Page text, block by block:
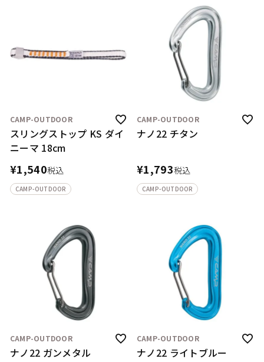
CAMP-OUTDOOR
スリングストップ KS ダイ
ニーマ 18cm
¥1,540税込
CAMP-OUTDOOR
CAMP-OUTDOOR
ナノ22 チタン
¥1,793税込
CAMP-OUTDOOR
CAMP-OUTDOOR
ナノ22 ガンメタル
CAMP-OUTDOOR
ナノ22 ライトブルー